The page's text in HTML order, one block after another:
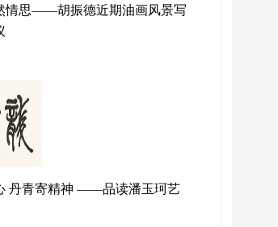
情思——胡振德近期油画风景写
丹青寄精神 ——品读潘玉珂艺